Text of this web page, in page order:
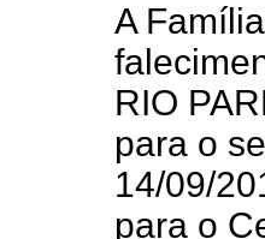
A
RIO
para o
14/09/
para o